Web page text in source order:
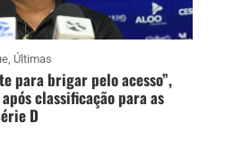
, Últimas
para brigar pelo acesso”,
classificação para as
D